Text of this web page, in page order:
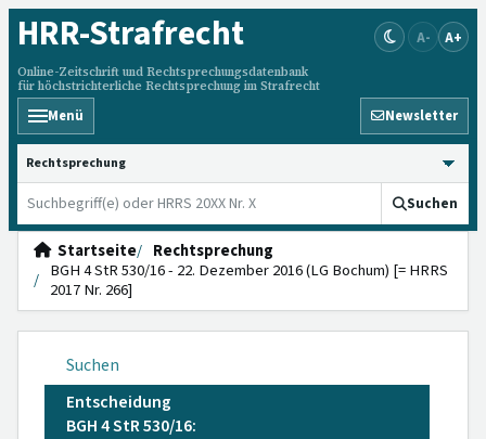
HRR-Strafrecht
Online-Zeitschrift und Rechtsprechungsdatenbank
für höchstrichterliche Rechtsprechung im Strafrecht
A- A+
Menü Newsletter
HRRS durchsuchen
Suchen
Startseite
Rechtsprechung
BGH 4 StR 530/16 - 22. Dezember 2016 (LG Bochum) [= HRRS
2017 Nr. 266]
Suchen
Entscheidung
BGH 4 StR 530/16: